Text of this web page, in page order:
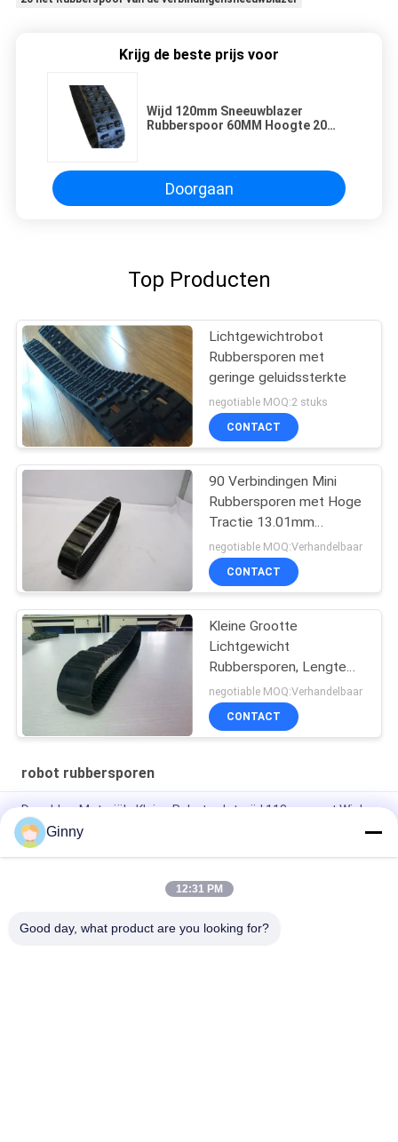
Krijg de beste prijs voor
Wijd 120mm Sneeuwblazer
Rubberspoor 60MM Hoogte 20
Doorgaan
Top Producten
Lichtgewichtrobot
Rubbersporen met
geringe geluidssterkte
negotiable MOQ:2 stuks
CONTACT
90 Verbindingen Mini
Rubbersporen met Hoge
Tractie 13.01mm
Hoogtegewicht 1.6kg
negotiable MOQ:Verhandelbaar
CONTACT
Kleine Grootte
Lichtgewicht
Rubbersporen, Lengte
1000mm Mini
Rubbersporen
negotiable MOQ:Verhandelbaar
CONTACT
robot rubbersporen
De rubber Materiële Kleine Robot volgt wijd 118mm met Wielen
Hoge Prestaties
118mm het Type van de Sporenwijzerplaat van de Breedte
Ginny
12:31 PM
Good day, what product are you looking for?